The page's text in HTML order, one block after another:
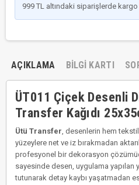
999 TL altındaki siparişlerde
AÇIKLAMA BILGI KARTI
ÜT011 Çiçek Desenli
Transfer Kağıdı
Ütü Transfer, desenlerin hem
yüzeylere net ve iz bırakmadan
profesyonel bir dekorasyon
sayesinde desen, uygulama
tutunarak detay kaybı yaşatmadan